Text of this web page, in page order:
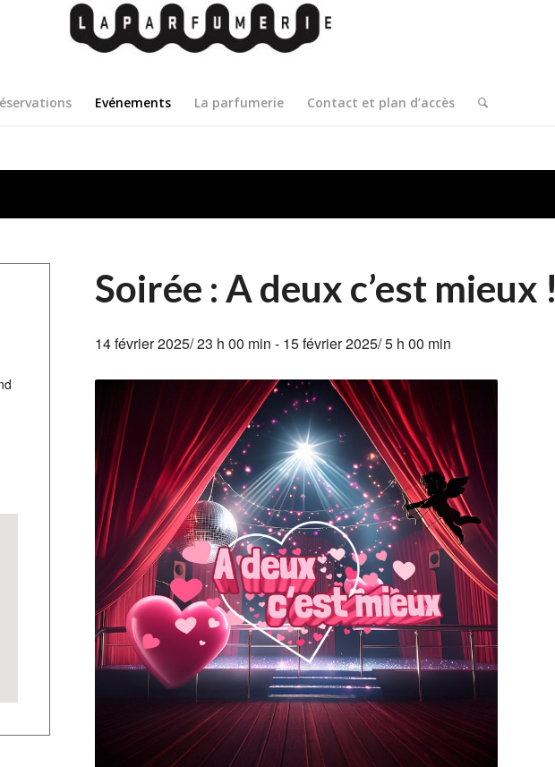
Evénements La parfumerie Contact et plan d’accès
Soirée : A deux c’est mieux !
14 février 2025/ 23 h 00 min - 15 février 2025/ 5 h 00 min